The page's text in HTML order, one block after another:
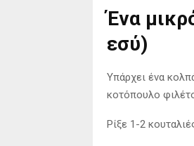
Ένα
εσύ)
Υπάρχει ένα
κοτόπουλο
Ρίξε 1-2